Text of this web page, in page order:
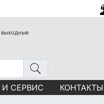
выходные
И СЕРВИС КОНТАКТЫ